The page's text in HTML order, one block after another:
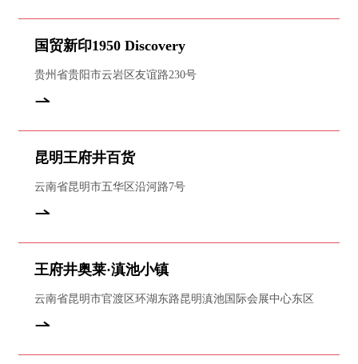
国贸新印1950 Discovery
贵州省贵阳市云岩区友谊路230号
昆明王府井百货
云南省昆明市五华区沿河路7号
王府井奥莱·滇池小镇
云南省昆明市官渡区环湖东路昆明滇池国际会展中心东区